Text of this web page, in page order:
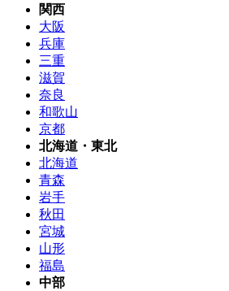
関西
大阪
兵庫
三重
滋賀
奈良
和歌山
京都
北海道・東北
北海道
青森
岩手
秋田
宮城
山形
福島
中部